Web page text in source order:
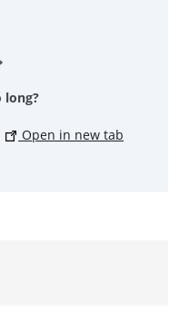
long?
Open in new tab